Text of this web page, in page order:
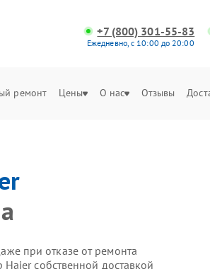
+7 (800) 301-55-83
Ежедневно, с 10:00 до 20:00
ремонт Цены О нас Отзывы
при отказе от ремонта
собственной доставкой